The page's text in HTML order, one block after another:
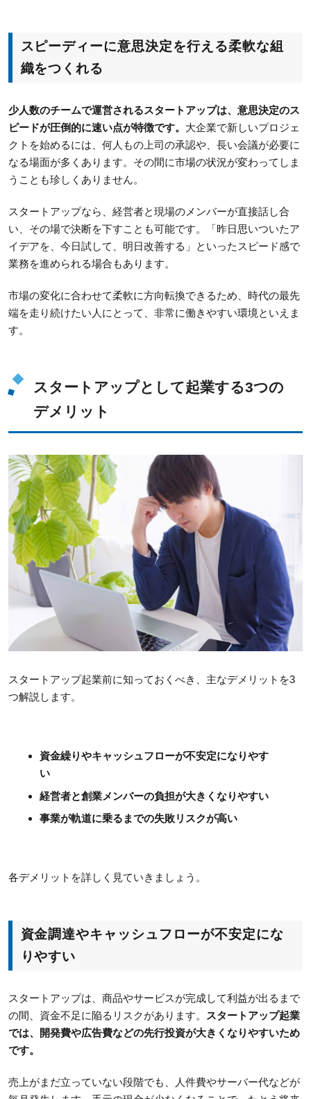
スピーディーに意思決定を行える柔軟な組
織をつくれる
少人数のチームで運営されるスタートアップは、意思決定のス
ピードが圧倒的に速い点が特徴です。 大企業で新しいプロジェ
クトを始めるには、何人もの上司の承認や、長い会議が必要に
なる場面が多くあります。その間に市場の状況が変わってしま
うことも珍しくありません。
スタートアップなら、経営者と現場のメンバーが直接話し合
い、その場で決断を下すことも可能です。「昨日思いついたア
イデアを、今日試して、明日改善する」といったスピード感で
業務を進められる場合もあります。
市場の変化に合わせて柔軟に方向転換できるため、時代の最先
端を走り続けたい人にとって、非常に働きやすい環境といえま
す。
スタートアップとして起業する3つの
デメリット
スタートアップ起業前に知っておくべき、主なデメリットを3
つ解説します。
資金繰りやキャッシュフローが不安定になりやす
い
経営者と創業メンバーの負担が大きくなりやすい
事業が軌道に乗るまでの失敗リスクが高い
各デメリットを詳しく見ていきましょう。
資金調達やキャッシュフローが不安定にな
りやすい
スタートアップは、商品やサービスが完成して利益が出るまで
の間、資金不足に陥るリスクがあります。
スタートアップ起業
では、開発費や広告費などの先行投資が大きくなりやすいため
です。
売上がまだ立っていない段階でも、人件費やサーバー代などが